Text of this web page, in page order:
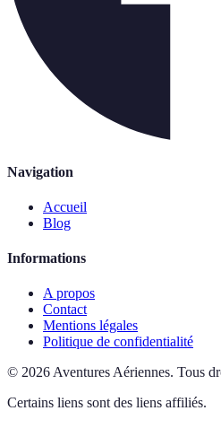
Navigation
Accueil
Blog
Informations
A propos
Contact
Mentions légales
Politique de confidentialité
© 2026Aventures Aériennes. Tous
Certains liens sont des liens affiliés.